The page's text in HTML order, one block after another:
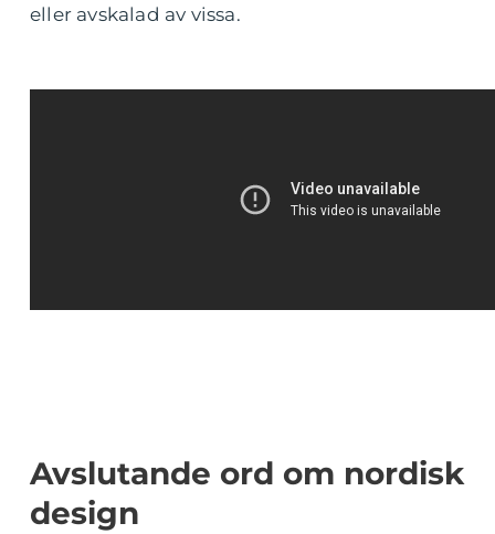
eller avskalad av vissa.
Avslutande ord om nordisk
design